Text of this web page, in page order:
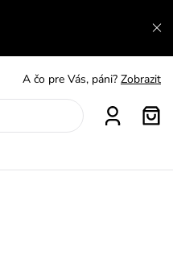
S čím chybu neurobíš? Pozri
Nech sa inšpirovať Zobraziť